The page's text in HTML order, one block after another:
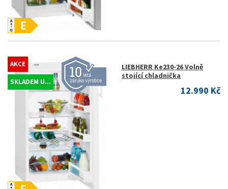
AKCE
SKLADEM U...
LIEBHERR Ke230-26 Volně
stojící chladnička
12.990 Kč